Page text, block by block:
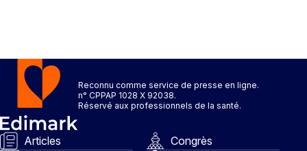
Reconnu comme service de presse en ligne.
n° CPPAP 1028 X 92038.
Réservé aux professionnels de la santé.
Articles
Congrès